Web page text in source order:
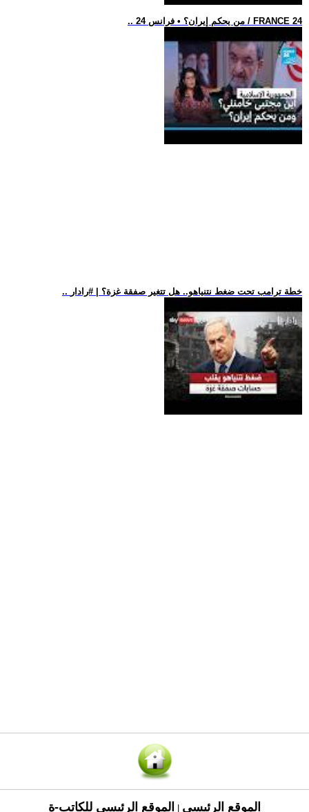
.. من يحكم إيران؟ • فرانس 24 / FRANCE 24
.. خطة ترامب تحت ضغط نتنياهو.. هل تتغير صفقة غزة؟ | #رادار
الموقع الرئيسي الموقع الرئيسي للكاتب-ة